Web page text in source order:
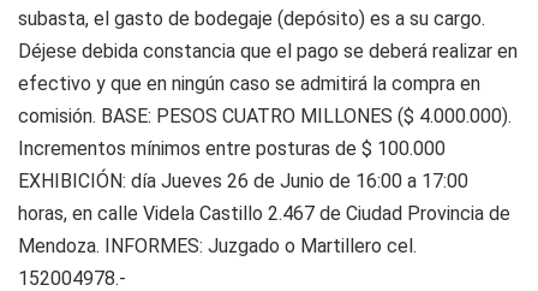
subasta, el gasto de bodegaje (depósito) es a su cargo.
Déjese debida constancia que el pago se deberá realizar en
efectivo y que en ningún caso se admitirá la compra en
comisión. BASE: PESOS CUATRO MILLONES ($ 4.000.000).
Incrementos mínimos entre posturas de $ 100.000
EXHIBICIÓN: día Jueves 26 de Junio de 16:00 a 17:00
horas, en calle Videla Castillo 2.467 de Ciudad Provincia de
Mendoza. INFORMES: Juzgado o Martillero cel.
152004978.-